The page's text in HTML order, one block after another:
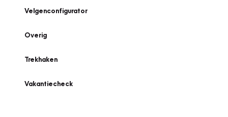
Velgenconfigurator
Overig
Trekhaken
Vakantiecheck